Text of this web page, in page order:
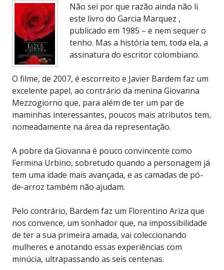
Não sei por que razão ainda não li
este livro do Garcia Marquez ,
publicado em 1985 – e nem sequer o
tenho. Mas a história tem, toda ela, a
assinatura do escritor colombiano.
O filme, de 2007, é escorreito e Javier Bardem faz um
excelente papel, ao contrário da menina Giovanna
Mezzogiorno que, para além de ter um par de
maminhas interessantes, poucos mais atributos tem,
nomeadamente na área da representação.
A pobre da Giovanna é pouco convincente como
Fermina Urbino, sobretudo quando a personagem já
tem uma idade mais avançada, e as camadas de pó-
de-arroz também não ajudam.
Pelo contrário, Bardem faz um Florentino Ariza que
nos convence, um sonhador que, na impossibilidade
de ter a sua primeira amada, vai coleccionando
mulheres e anotando essas experiências com
minúcia, ultrapassando as seis centenas.